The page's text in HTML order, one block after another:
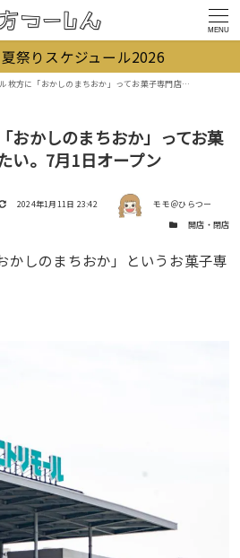
MENU
祭りスケジュール2026
「おかしのまちおか」ってお菓子専門店ができるみたい。7月1日オープン
おかしのまちおか」ってお菓
い。7月1日オープン
更新日
2024年1月11日 23:42 著者
モモ＠ひらつー
カテゴリー開店・閉店
かしのまちおか」というお菓子専